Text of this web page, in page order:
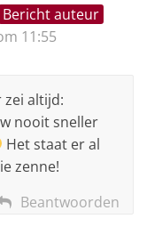
Bericht auteur
11:55
zei altijd:
nooit sneller
Het staat er al
zenne!
Beantwoorden